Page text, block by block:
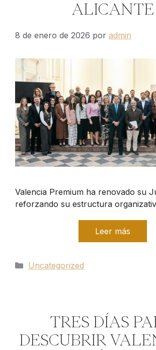
ALICANTE
8 de enero de 2026 por admin
Valencia Premium ha renovado su
reforzando su estructura
Leer más
Categorías
Uncategorized
TRES DÍAS
DESCUBRIR